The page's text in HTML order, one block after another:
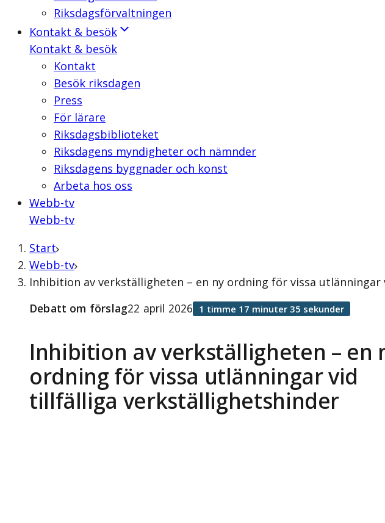
Riksdagsförvaltningen
Kontakt & besök
Kontakt & besök
Kontakt
Besök riksdagen
Press
För lärare
Riksdagsbiblioteket
Riksdagens myndigheter och nämnder
Riksdagens byggnader och konst
Arbeta hos oss
Webb-tv
Webb-tv
Start
Webb-tv
Inhibition av verkställigheten – en ny ordning för vissa
Inhibition av verkställigheten – en
ordning för vissa utlänningar vid
tillfälliga verkställighetshinder
Debatt om förslag22 april 2026 1 timme 17 minuter 35 sekunder